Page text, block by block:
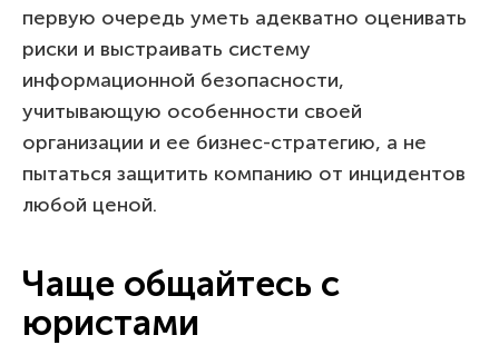
первую очередь уметь адекватно оценивать
риски и выстраивать систему
информационной безопасности,
учитывающую особенности своей
организации и ее бизнес-стратегию, а не
пытаться защитить компанию от инцидентов
любой ценой.
Чаще общайтесь с
юристами